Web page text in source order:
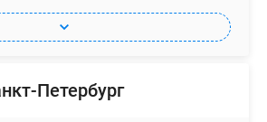
Петербург